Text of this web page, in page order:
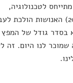
לטכנולוגיה,
והעתידן ריי קורצוויל הוא מהבולטים שמנבאים כי בעוד זמן לא רב (סביב שנת 2045)
בסדר גודל של המפץ
שמוכר לנו היום. זה